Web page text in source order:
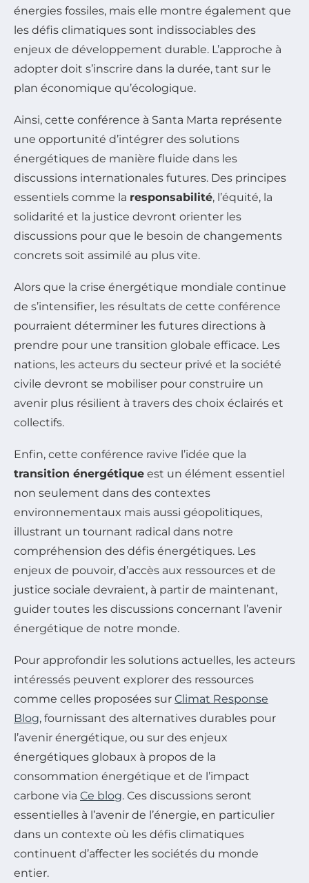
énergies fossiles, mais elle montre également que
les défis climatiques sont indissociables des
enjeux de développement durable. L’approche à
adopter doit s’inscrire dans la durée, tant sur le
plan économique qu’écologique.
Ainsi, cette conférence à Santa Marta représente
une opportunité d’intégrer des solutions
énergétiques de manière fluide dans les
discussions internationales futures. Des principes
essentiels comme la responsabilité, l’équité, la
solidarité et la justice devront orienter les
discussions pour que le besoin de changements
concrets soit assimilé au plus vite.
Alors que la crise énergétique mondiale continue
de s’intensifier, les résultats de cette conférence
pourraient déterminer les futures directions à
prendre pour une transition globale efficace. Les
nations, les acteurs du secteur privé et la société
civile devront se mobiliser pour construire un
avenir plus résilient à travers des choix éclairés et
collectifs.
Enfin, cette conférence ravive l’idée que la
transition énergétique est un élément essentiel
non seulement dans des contextes
environnementaux mais aussi géopolitiques,
illustrant un tournant radical dans notre
compréhension des défis énergétiques. Les
enjeux de pouvoir, d’accès aux ressources et de
justice sociale devraient, à partir de maintenant,
guider toutes les discussions concernant l’avenir
énergétique de notre monde.
Pour approfondir les solutions actuelles, les acteurs
intéressés peuvent explorer des ressources
comme celles proposées sur Climat Response
Blog, fournissant des alternatives durables pour
l’avenir énergétique, ou sur des enjeux
énergétiques globaux à propos de la
consommation énergétique et de l’impact
carbone via Ce blog. Ces discussions seront
essentielles à l’avenir de l’énergie, en particulier
dans un contexte où les défis climatiques
continuent d’affecter les sociétés du monde
entier.